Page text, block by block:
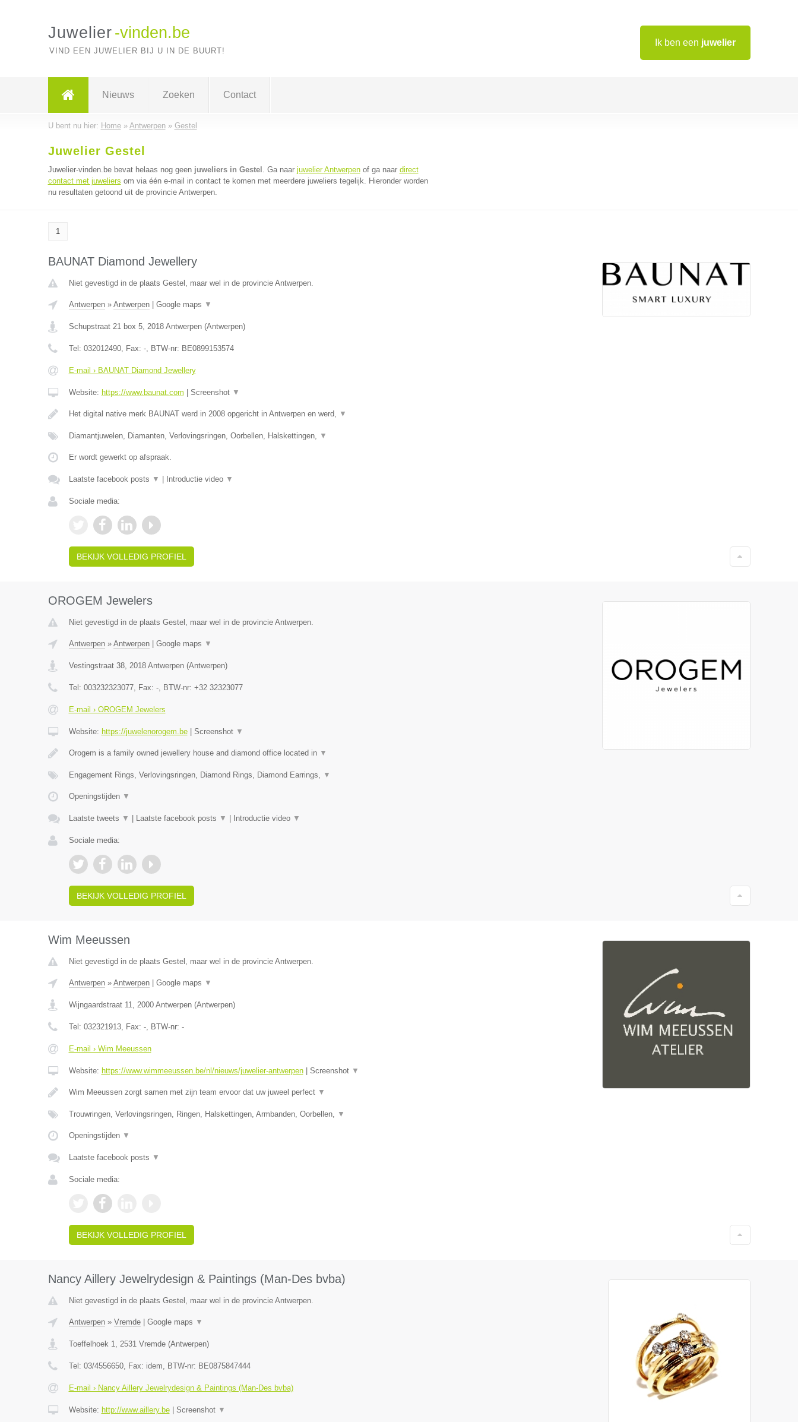
Ik ben een juwelier
Juwelier -vinden.be
VIND EEN JUWELIER BIJ U IN DE BUURT!
Nieuws Zoeken Contact
U bent nu hier: Home» Antwerpen» Gestel
Juwelier Gestel
Juwelier-vinden.be bevat helaas nog geen juweliers in Gestel . Ga naar juwelier Antwerpenof ga naar direct
contact met juweliers om via één e-mail in contact te komen met meerdere juweliers tegelijk. Hieronder worden
nu resultaten getoond uit de provincie Antwerpen.
1
BAUNAT Diamond Jewellery
Niet gevestigd in de plaats Gestel, maar wel in de provincie Antwerpen.
Antwerpen» Antwerpen| Google maps ▼
Schupstraat 21 box 5, 2018 Antwerpen(Antwerpen)
Tel: 032012490, Fax: -, BTW-nr: BE0899153574
E-mail › BAUNAT Diamond Jewellery
Website: https://www.baunat.com Screenshot ▼
Het digital native merk BAUNAT werd in 2008 opgericht in Antwerpen en werd, ▼
Diamantjuwelen, Diamanten, Verlovingsringen, Oorbellen, Halskettingen, ▼
Er wordt gewerkt op afspraak.
Laatste facebook posts ▼ Introductie video ▼
Sociale media:
BEKIJK VOLLEDIG PROFIEL
OROGEM Jewelers
Niet gevestigd in de plaats Gestel, maar wel in de provincie Antwerpen.
Antwerpen» Antwerpen| Google maps ▼
Vestingstraat 38, 2018 Antwerpen(Antwerpen)
Tel: 003232323077, Fax: -, BTW-nr: +32 32323077
E-mail › OROGEM Jewelers
Website: https://juwelenorogem.be| Screenshot ▼
Orogem is a family owned jewellery house and diamond office located in ▼
Engagement Rings, Verlovingsringen, Diamond Rings, Diamond Earrings, ▼
Openingstijden ▼
Laatste tweets ▼ Laatste facebook posts ▼ Introductie video ▼
Sociale media:
BEKIJK VOLLEDIG PROFIEL
Wim Meeussen
Niet gevestigd in de plaats Gestel, maar wel in de provincie Antwerpen.
Antwerpen» Antwerpen| Google maps ▼
Wijngaardstraat 11, 2000 Antwerpen(Antwerpen)
Tel: 032321913, Fax: -, BTW-nr: -
E-mail › Wim Meeussen
Website: https://www.wimmeeussen.be/nl/nieuws/juwelier-antwerpen| Screenshot ▼
Wim Meeussen zorgt samen met zijn team ervoor dat uw juweel perfect ▼
Trouwringen, Verlovingsringen, Ringen, Halskettingen, Armbanden, Oorbellen, ▼
Openingstijden ▼
Laatste facebook posts ▼
Sociale media:
BEKIJK VOLLEDIG PROFIEL
Nancy Aillery Jewelrydesign & Paintings (Man-Des bvba)
Niet gevestigd in de plaats Gestel, maar wel in de provincie Antwerpen.
Antwerpen» Vremde| Google maps ▼
Toeffelhoek 1, 2531 Vremde(Antwerpen)
Tel: 03/4556650, Fax: idem, BTW-nr: BE0875847444
E-mail › Nancy Aillery Jewelrydesign & Paintings (Man-Des bvba)
Website: http://www.aillery.be| Screenshot ▼